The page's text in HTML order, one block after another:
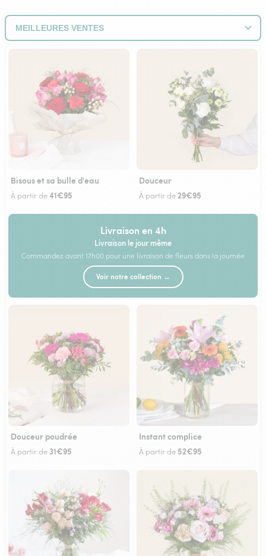
Bisous et sa bulle d'eau
À partir de41€95
Douceur
À partir de29€95
Livraison en 4h
Livraison le jour même
Commandez avant 17h00 pour une livraison de fleurs dans la journée
Voir notre collection →
Douceur poudrée
À partir de 31€95
Instant complice
À partir de 52€95